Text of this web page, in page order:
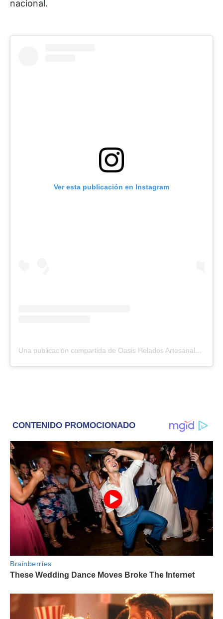
nacional.
Ver esta publicación en Instagram
Una publicación compartida de Oasis Helados Artesanales | en Bolívar desde 1964 (@oasishelados)